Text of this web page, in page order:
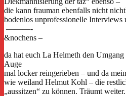
die kann frauman ebenfalls nicht
bodenlos unprofessionelle Interviews
———-
&nochens –
da hat euch La Helmeth den
Auge
mal locker reingerieben – und da
wie weiland Helmut Kohl – die
„aussitzen“ zu können. Träumt weiter.